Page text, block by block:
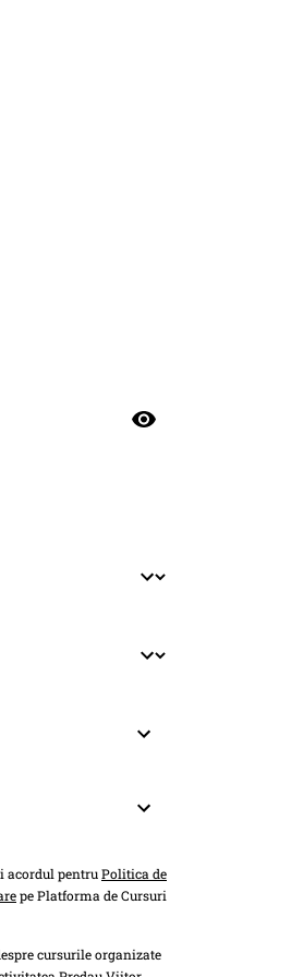
acordul pentruPolitica de
pe Platforma de Cursuri
cursurile organizate